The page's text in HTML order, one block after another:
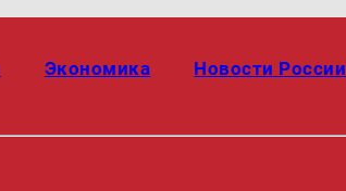
Экономика Новости России